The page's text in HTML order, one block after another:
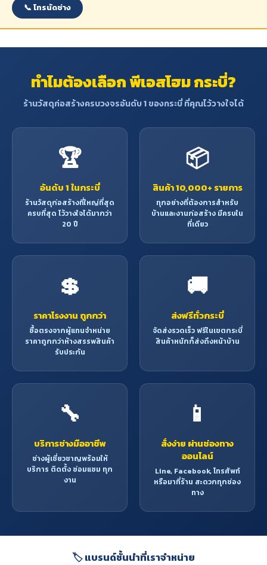
📞 โทรนัดช่าง
ทำไมต้องเลือก พีเอสโฮม กระบี่?
ร้านวัสดุก่อสร้างครบวงจรอันดับ 1 ของกระบี่ ที่คุณไว้วางใจได้
🏆
อันดับ 1 ในกระบี่
ร้านวัสดุก่อสร้างที่ใหญ่ที่สุด
ครบที่สุด ไว้วางใจได้มากว่า
20 ปี
📦
สินค้า 10,000+ รายการ
ทุกอย่างที่ต้องการสำหรับ
บ้านและงานก่อสร้าง มีครบใน
ที่เดียว
💲
ราคาโรงงาน ถูกกว่า
ซื้อตรงจากผู้แทนจำหน่าย
ราคาถูกกว่าห้างสรรพสินค้า
รับประกัน
🚚
ส่งฟรีทั่วกระบี่
จัดส่งรวดเร็ว ฟรีในเขตกระบี่
สินค้าหนักก็ส่งถึงหน้าบ้าน
🔧
บริการช่างมืออาชีพ
ช่างผู้เชี่ยวชาญพร้อมให้
บริการ ติดตั้ง ซ่อมแซม ทุก
งาน
📱
สั่งง่าย ผ่านช่องทาง
ออนไลน์
Line, Facebook, โทรศัพท์
หรือมาที่ร้าน สะดวกทุกช่อง
ทาง
🏷️ แบรนด์ชั้นนำที่เราจำหน่าย